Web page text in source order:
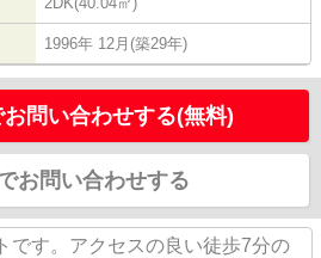
1996年 12月(築29年)
問い合わせする(無料)
お問い合わせする
です。アクセスの良い徒歩7分の